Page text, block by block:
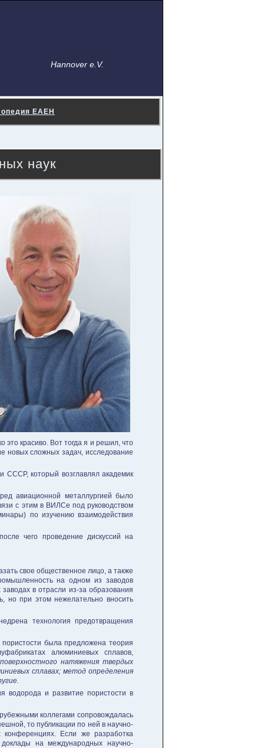
Hannover e.V.
ЕАЕН
наук
это красиво. Вот тогда я и решил, что
новых сложных задач, исследование
СССР, который возглавлял академик
авиационной металлургией было
с этим в ВИЛСе под руководством
по изучению взаимодействия
чего проведение дискуссий на
свое общественное лицо, а также
на одном из заводов
в отрасли из-за образования
но при этом нежелательно вносить
технология предотвращения
была предложена теория
алюминиевых сплавов,
натяжения твердых
сплавах; метод определения
водорода и развитие пористости в
коллегами сопровождалась
то публикации по ней в научно-
конференциях. Если же разработка
доклады на международных научно-